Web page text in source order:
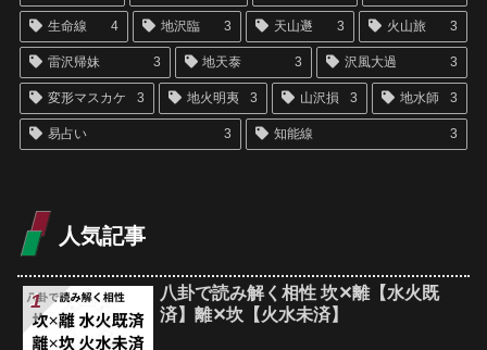
生命線 4 地沢臨 3 天山遯 3 火山旅 3
雷沢帰妹 3 地天泰 3 沢風大過 3
変形マスカケ 3 地火明夷 3 山沢損 3 地水師 3
易占い 3 知能線 3
人気記事
八卦で読み解く相性 坎✕離【水火既
済】離✕坎【火水未済】